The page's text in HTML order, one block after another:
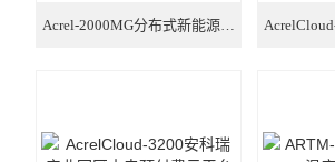
电能管理 Acrel-2000MG分布式新能源能量管理系统